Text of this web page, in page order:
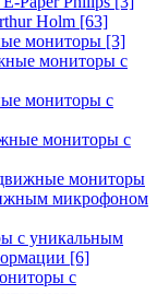
Holm [63]
мониторы [3]
мониторы с
мониторы с
мониторы с
мониторы
микрофоном
с уникальным
[6]
с